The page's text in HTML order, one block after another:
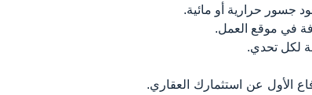
جسور حرارية أو مائية.
في موقع العمل.
لكل تحدي.
الأول عن استثمارك العقاري.